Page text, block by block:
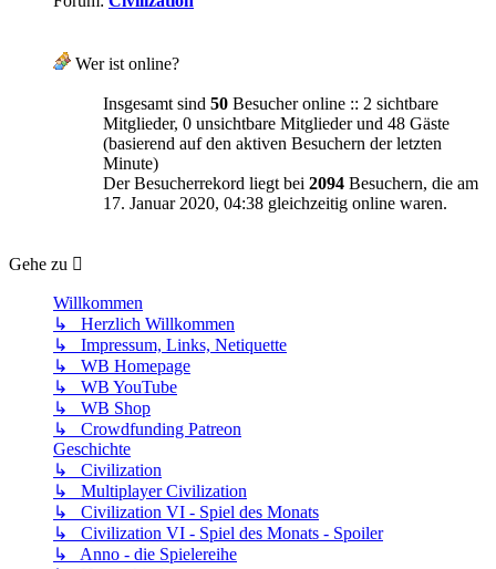
Wer ist online?
Insgesamt sind 50 Besucher online :: 2 sichtbare
Mitglieder, 0 unsichtbare Mitglieder und 48 Gäste
(basierend auf den aktiven Besuchern der letzten
Minute)
Der Besucherrekord liegt bei 2094 Besuchern, die am
17. Januar 2020, 04:38 gleichzeitig online waren.
Gehe zu
Willkommen
↳ Herzlich Willkommen
↳ Impressum, Links, Netiquette
↳ WB Homepage
↳ WB YouTube
↳ WB Shop
↳ Crowdfunding Patreon
Geschichte
↳ Civilization
↳ Multiplayer Civilization
↳ Civilization VI - Spiel des Monats
↳ Civilization VI - Spiel des Monats - Spoiler
↳ Anno - die Spielereihe